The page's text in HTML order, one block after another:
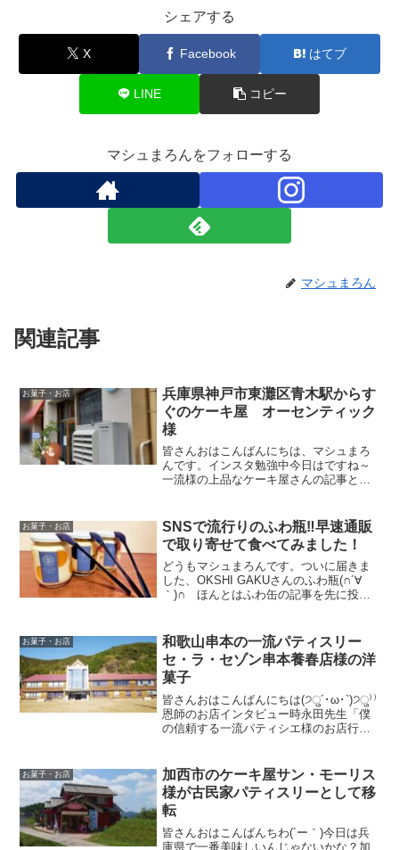
シェアする
X Facebook はてブ
LINE コピー
マシュまろんをフォローする
マシュまろん
関連記事
お菓子・お店
兵庫県神戸市東灘区青木駅からす
ぐのケーキ屋 オーセンティック
様
皆さんおはこんばんにちは、マシュまろ
んです。インスタ勉強中今日はですね～
一流様の上品なケーキ屋さんの記事とな
オープンされましたパティスリー
「Authentic」...
お菓子・お店
SNSで流行りのふわ瓶‼早速通販
で取り寄せて食べてみました！
どうもマシュまろんです。ついに届きま
した、OKSHI GAKUさんのふわ瓶(∩´∀
｀)∩ ほんとはふわ缶の記事を先に投稿
せていただきます。瓶の中にケーキが詰
め込まれたオ...
お菓子・お店
和歌山串本の一流パティスリー
セ・ラ・セゾン串本養春店様の洋
菓子
皆さんおはこんばんにちは(੭ु´･ω･`)੭ु⁾⁾
恩師のお店インタビュー時永田先生「僕
の信頼する一流パティシエ様のお店行っ
(゜_゜>)くろしおに乗って串本へ...
お菓子・お店
加西市のケーキ屋サン・モーリス
様が古民家パティスリーとして移
転
皆さんおはこんばんちわ(´ー｀)今日は兵
庫県で一番美味しいんじゃないかな？加